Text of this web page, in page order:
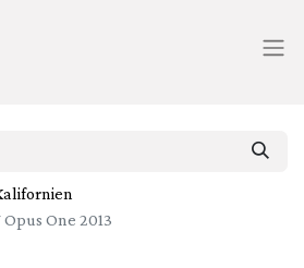
One 2013